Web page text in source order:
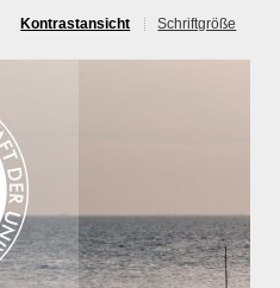
Kontrastansicht Schriftgröße